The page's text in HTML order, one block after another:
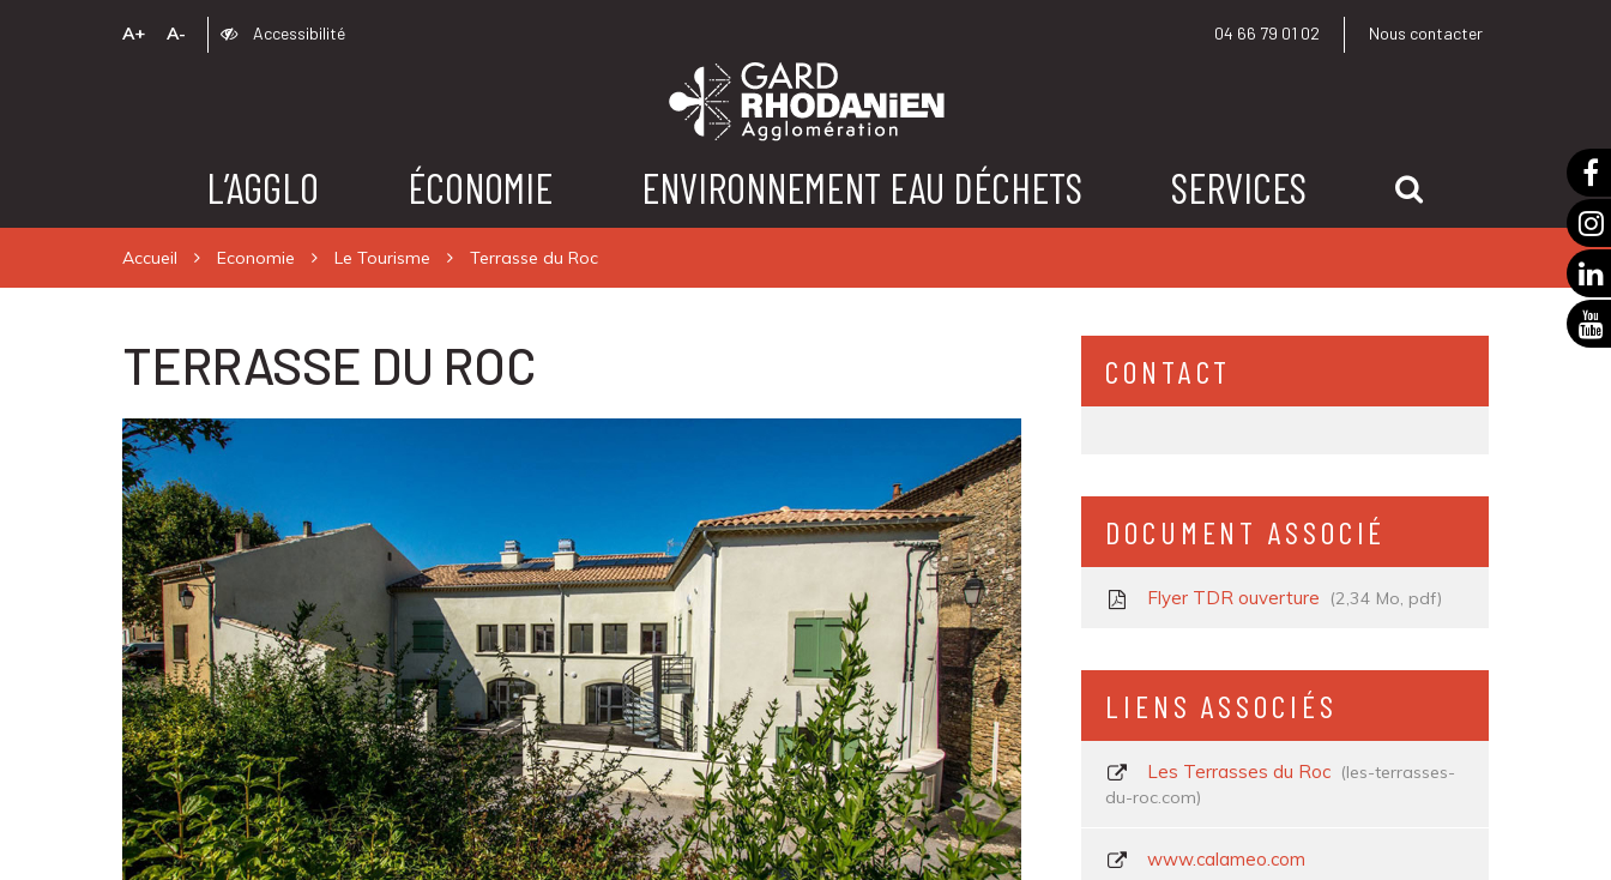
A+ A- Accessibilité 04 66 79 01 02 Nous contacter
L’AGGLO ÉCONOMIE ENVIRONNEMENT EAU DÉCHETS SERVICES RECHERCHE
Accueil Economie Le Tourisme Terrasse du Roc
TERRASSE DU ROC CONTACT
DOCUMENT ASSOCIÉ
Flyer TDR ouverture 2,34 Mo, pdf
LIENS ASSOCIÉS
Les Terrasses du Roc
les-terrasses-
du-roc.com
www.calameo.com